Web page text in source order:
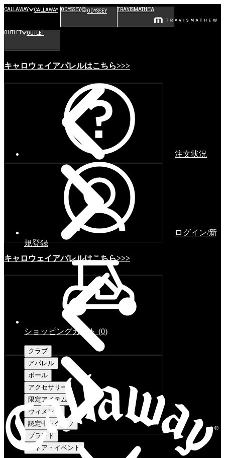
CALLAWAY CALLAWAY ODYSSEY ODYSSEY TRAVISMATHEW
OUTLET OUTLET
キャロウェイアパレルはこちら>>>
キャロウェイアパレルはこちら>>>
注文状況
ログイン/新
規登録
ショッピングカート (0)
クラブ
アパレル
ボール
アクセサリー
限定アイテム
ウィメンズ
認定中古クラブ
ブランド
ストア・イベント